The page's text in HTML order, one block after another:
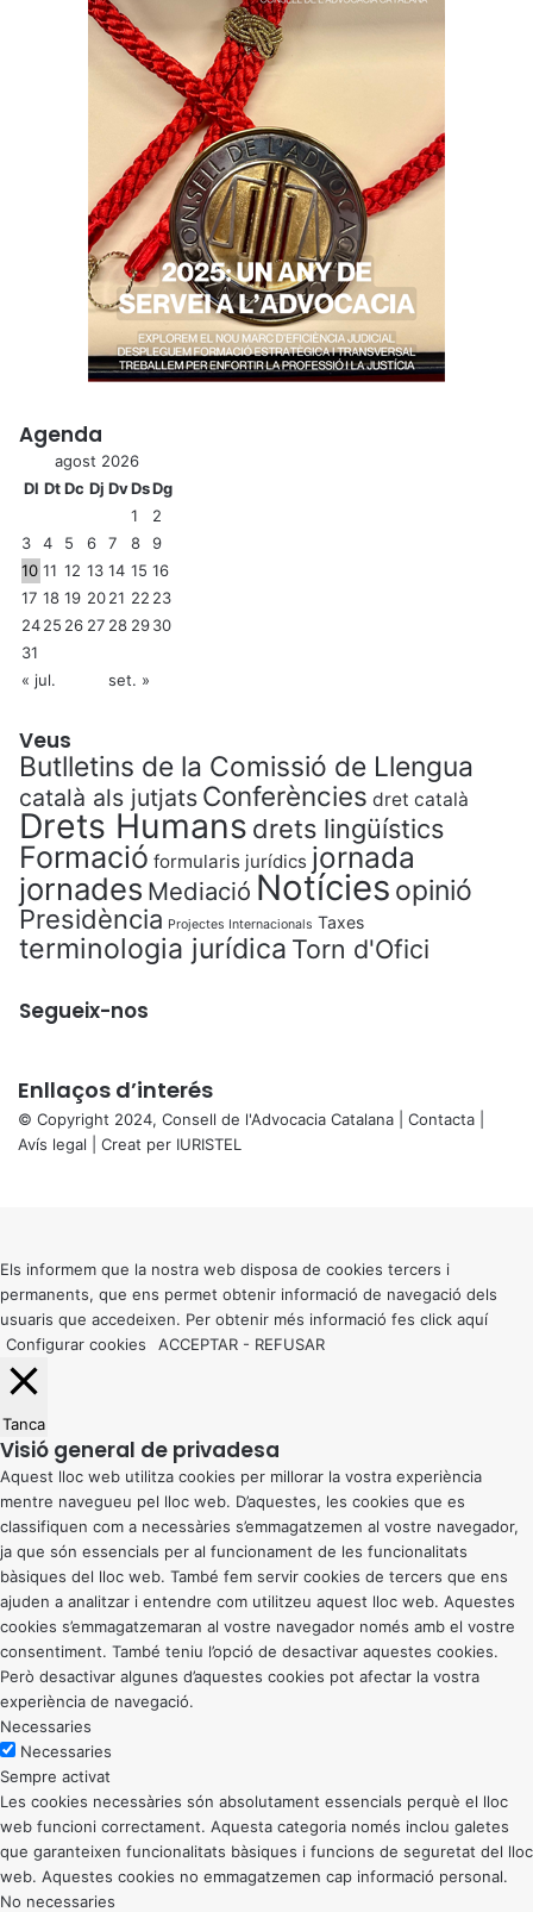
Agenda
agost 2026
Dl DtDc Dj DvDsDg
1
2
3
4 5 6 7 8
9
10 11 12 13 14 15 16
17 18 19 2021 22 23
2425 26 27 28 2930
31
« jul.
set. »
Veus
Butlletins de la Comissió de Llengua
català als jutjats Conferències dret català
Drets Humans drets lingüístics
Formació formularis jurídics jornada
jornades Mediació Notícies opinió
Presidència Projectes Internacionals Taxes
terminologia jurídica Torn d'Ofici
Segueix-nos
Enllaços d’interés
© Copyright 2024, Consell de l'Advocacia Catalana | Contacta
Avís legal | Creat per IURISTEL
button
Els informem que la nostra web disposa de cookies tercers i
permanents, que ens permet obtenir informació de navegació dels
usuaris que accedeixen. Per obtenir més informació fes click aquí
Configurar cookies
ACCEPTAR - REFUSAR
Tanca
Visió general de privadesa
Aquest lloc web utilitza cookies per millorar la vostra experiència
mentre navegueu pel lloc web. D’aquestes, les cookies que es
classifiquen com a necessàries s’emmagatzemen al vostre navegador,
ja que són essencials per al funcionament de les funcionalitats
bàsiques del lloc web. També fem servir cookies de tercers que ens
ajuden a analitzar i entendre com utilitzeu aquest lloc web. Aquestes
cookies s’emmagatzemaran al vostre navegador només amb el vostre
consentiment. També teniu l’opció de desactivar aquestes cookies.
Però desactivar algunes d’aquestes cookies pot afectar la vostra
experiència de navegació.
Necessaries
Necessaries
Sempre activat
Les cookies necessàries són absolutament essencials perquè el lloc
web funcioni correctament. Aquesta categoria només inclou galetes
que garanteixen funcionalitats bàsiques i funcions de seguretat del lloc
web. Aquestes cookies no emmagatzemen cap informació personal.
No necessaries